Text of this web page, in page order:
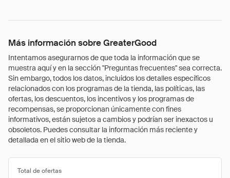
Más información sobre GreaterGood
Intentamos asegurarnos de que toda la información que se
muestra aquí y en la sección "Preguntas frecuentes" sea correcta.
Sin embargo, todos los datos, incluidos los detalles específicos
relacionados con los programas de la tienda, las políticas, las
ofertas, los descuentos, los incentivos y los programas de
recompensas, se proporcionan únicamente con fines
informativos, están sujetos a cambios y podrían ser inexactos u
obsoletos. Puedes consultar la información más reciente y
detallada en el sitio web de la tienda.
Total de ofertas